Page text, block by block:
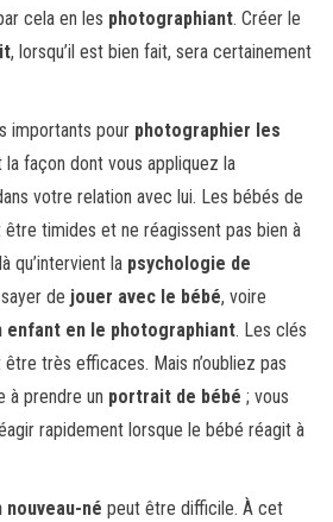
cela en les photographiant. Créer le
, lorsqu’il est bien fait, sera certainement
importants pour photographier les
façon dont vous appliquez la
votre relation avec lui. Les bébés de
timides et ne réagissent pas bien à
qu’intervient la psychologie de
de jouer avec le bébé, voire
enfant en le photographiant. Les clés
très efficaces. Mais n’oubliez pas
à prendre un portrait de bébé ; vous
rapidement lorsque le bébé réagit à
nouveau-né peut être difficile. À cet